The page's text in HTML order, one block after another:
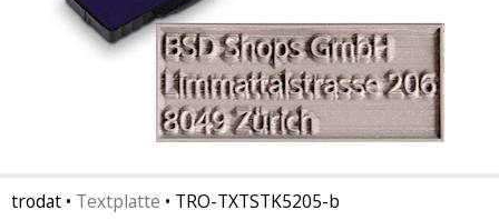
trodat • Textplatte • TRO-TXTSTK5205-b